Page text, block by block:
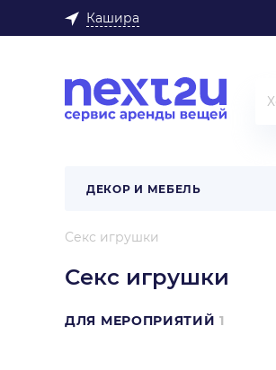
Кашира
ДЕКОР И МЕБЕЛЬ
Секс игрушки
Секс игрушки
ДЛЯ МЕРОПРИЯТИЙ 1